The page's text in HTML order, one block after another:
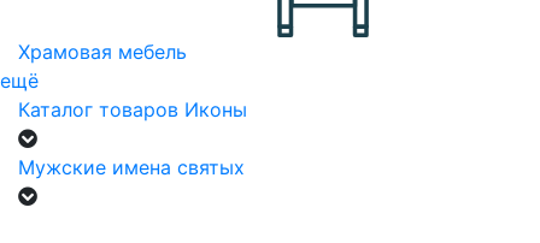
Храмовая мебель
ещё
Каталог товаров Иконы
Мужские имена святых